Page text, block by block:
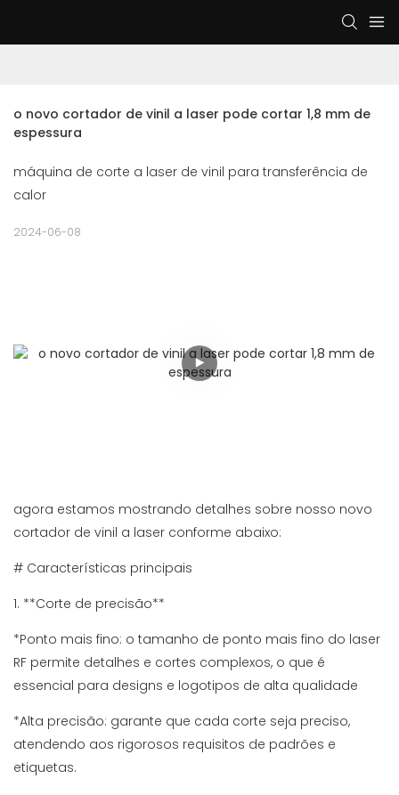
o novo cortador de vinil a laser pode cortar 1,8 mm de
espessura
máquina de corte a laser de vinil para transferência de
calor
2024-06-08
agora estamos mostrando detalhes sobre nosso novo
cortador de vinil a laser conforme abaixo:
# Características principais
1. **Corte de precisão**
*Ponto mais fino: o tamanho de ponto mais fino do laser
RF permite detalhes e cortes complexos, o que é
essencial para designs e logotipos de alta qualidade
*Alta precisão: garante que cada corte seja preciso,
atendendo aos rigorosos requisitos de padrões e
etiquetas.